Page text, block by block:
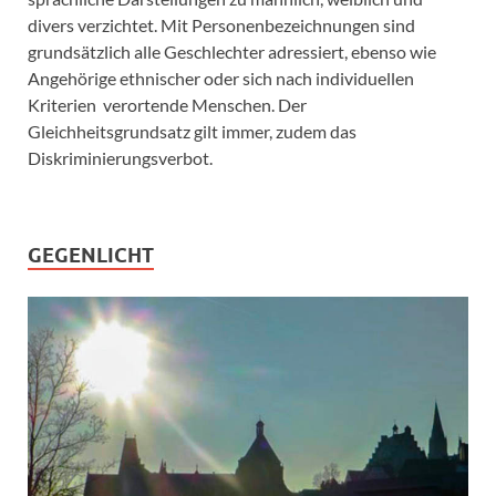
divers verzichtet. Mit Personenbezeichnungen sind
grundsätzlich alle Geschlechter adressiert, ebenso wie
Angehörige ethnischer oder sich nach individuellen
Kriterien verortende Menschen. Der
Gleichheitsgrundsatz gilt immer, zudem das
Diskriminierungsverbot.
GEGENLICHT